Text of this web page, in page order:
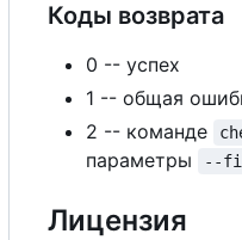
Коды возврата
0 -- успех
1 -- общая
2 -- команде
параметры
--
Лицензия